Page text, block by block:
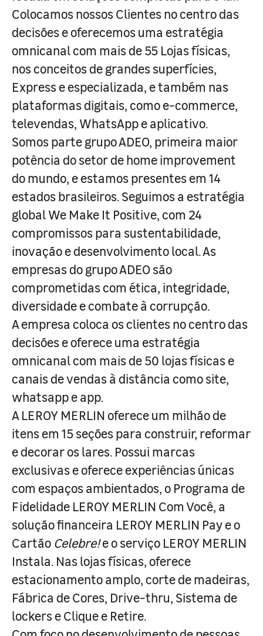
Colocamos nossos Clientes no centro das
decisões e oferecemos uma estratégia
omnicanal com mais de 55 Lojas físicas,
nos conceitos de grandes superfícies,
Express e especializada, e também nas
plataformas digitais, como e-commerce,
televendas, WhatsApp e aplicativo.
Somos parte grupo ADEO, primeira maior
potência do setor de home improvement
do mundo, e estamos presentes em 14
estados brasileiros. Seguimos a estratégia
global We Make It Positive, com 24
compromissos para sustentabilidade,
inovação e desenvolvimento local. As
empresas do grupo ADEO são
comprometidas com ética, integridade,
diversidade e combate à corrupção.
A empresa coloca os clientes no centro das
decisões e oferece uma estratégia
omnicanal com mais de 50 lojas físicas e
canais de vendas à distância como site,
whatsapp e app.
A LEROY MERLIN oferece um milhão de
itens em 15 seções para construir, reformar
e decorar os lares. Possui marcas
exclusivas e oferece experiências únicas
com espaços ambientados, o Programa de
Fidelidade LEROY MERLIN Com Você, a
solução financeira LEROY MERLIN Pay e o
Cartão Celebre!e o serviço LEROY MERLIN
Instala. Nas lojas físicas, oferece
estacionamento amplo, corte de madeiras,
Fábrica de Cores, Drive-thru, Sistema de
lockers e Clique e Retire.